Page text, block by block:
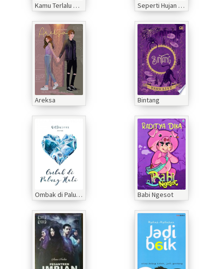
Kamu Terlalu Banyak Bercanda Seperti Hujan yang Jatuh ke Bumi
Areksa Bintang
Ombak di Palung Hati Babi Ngesot